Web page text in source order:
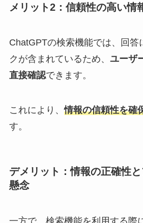
メリット2：信頼性の高い情
ChatGPTの検索機能では、回答
クが含まれているため、 ユーザ
直接確認できます。
これにより、情報の信頼性を確
す。
デメリット：情報の正確性
懸念
一方で、検索機能を利用する際